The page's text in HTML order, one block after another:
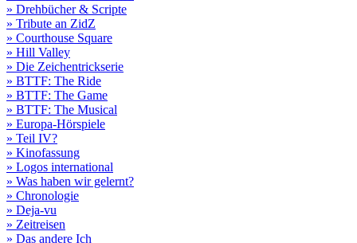
» Drehbücher & Scripte
» Tribute an ZidZ
» Courthouse Square
» Hill Valley
» Die Zeichentrickserie
» BTTF: The Ride
» BTTF: The Game
» BTTF: The Musical
» Europa-Hörspiele
» Teil IV?
» Kinofassung
» Logos international
» Was haben wir gelernt?
» Chronologie
» Deja-vu
» Zeitreisen
» Das andere Ich